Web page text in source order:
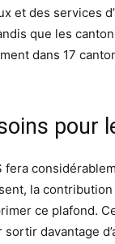
et des services
que les
dans 17
pour
fera
la
ce plafond.
davantage